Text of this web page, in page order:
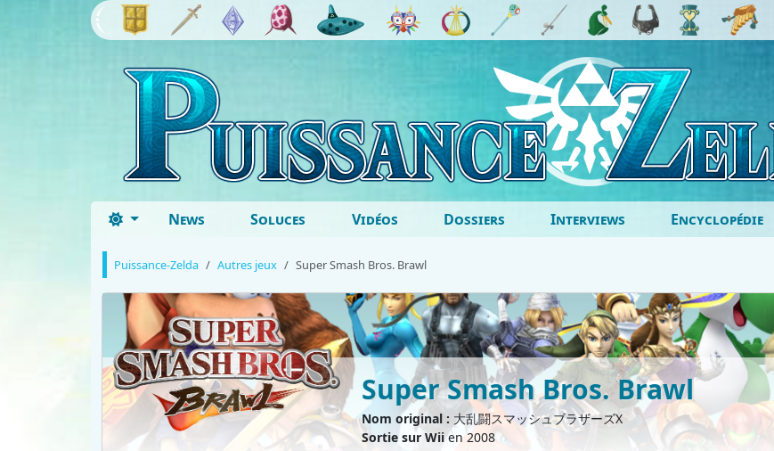
News Soluces Vidéos Dossiers Interviews Encyclopédie
Puissance-Zelda Autres jeux Super Smash Bros. Brawl
Super Smash Bros. Brawl
Nom original : 大乱闘スマッシュブラザーズX
Sortie sur Wiien 2008